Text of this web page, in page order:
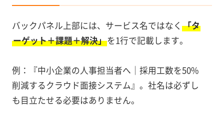
バックパネル上部には、サービス名ではなく 「タ
ーゲット＋課題＋解決」を1行で記載します。
例：『中小企業の人事担当者へ｜採用工数を50%
削減するクラウド面接システム』。社名は必ずし
も目立たせる必要はありません。